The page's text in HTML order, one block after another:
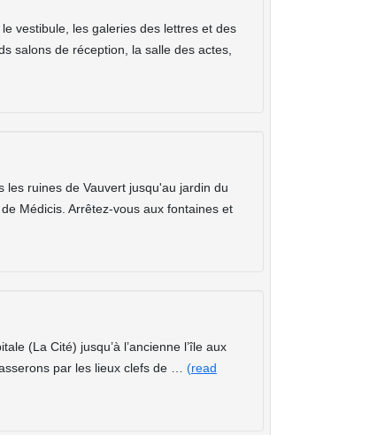
vestibule, les galeries des lettres et des
salons de réception, la salle des actes,
ruines de Vauvert jusqu'au jardin du
Médicis. Arrêtez-vous aux fontaines et
(La Cité) jusqu’à l’ancienne l’île aux
par les lieux clefs de … (read